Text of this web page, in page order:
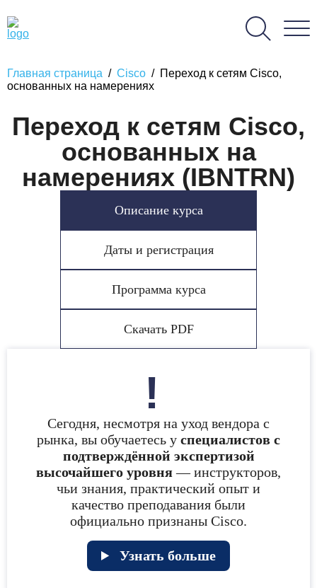
Главная страница / Cisco / Переход к сетям Cisco,
основанных на намерениях
Переход к сетям Cisco,
основанных на
намерениях (IBNTRN)
Описание курса
Даты и регистрация
Программа курса
Скачать PDF
Сегодня, несмотря на уход вендора с
рынка, вы обучаетесь у специалистов с
подтверждённой экспертизой
высочайшего уровня— инструкторов,
чьи знания, практический опыт и
качество преподавания были
официально признаны Cisco.
Узнать больше